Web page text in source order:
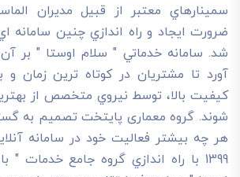
سمينارهاي معتبر از قبيل مديران
ضرورت ايجاد و راه اندازي چنين
شد. سامانه خدماتي " سلام اوستا " بر
آورد تا مشتريان در کوتاه ترين زمان
کيفيت بالا، توسط نيروي متخصص از
شوند. گروه معماری پایتخت تصميم به
هر چه بيشتر فعاليت خود در سامانه
1399 با راه اندازي گروه جامع خدمات